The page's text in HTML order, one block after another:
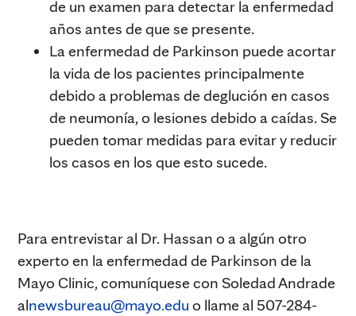
de un examen para detectar la enfermedad
años antes de que se presente.
La enfermedad de Parkinson puede acortar
la vida de los pacientes principalmente
debido a problemas de deglución en casos
de neumonía, o lesiones debido a caídas. Se
pueden tomar medidas para evitar y reducir
los casos en los que esto sucede.
Para entrevistar al Dr. Hassan o a algún otro
experto en la enfermedad de Parkinson de la
Mayo Clinic, comuníquese con Soledad Andrade
alnewsbureau@mayo.edu o llame al 507-284-